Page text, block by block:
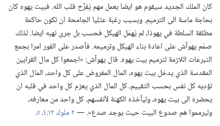
كان الملك الجديد سيقوم هو ايضا بعمل مهم يُفرِّح قلب الله.‏ فبيت يهوه كان
بحاجة ماسة الى الترميم.‏ وبسبب رغبة عثليا الجامحة ان تكون حاكمة
مطلقة السلطة في يهوذا،‏ لم يُهمَل الهيكل فحسب بل جرى نهبه ايضا.‏ لذلك
صمّم يهوآش على اعادة بناء الهيكل وترميمه.‏ فأصدر على الفور امرا بجمع
التبرعات اللازمة لترميم بيت يهوه.‏ قال يهوآش:‏ «اجمعوا كل مال القرابين
المقدسة الذي يدخل بيت يهوه،‏ المال المفروض على كل واحد،‏ المال الذي
تؤديه كل نفس بحسب التقييم،‏ كل المال الذي يعزم كل واحد في قلبه ان
يحضره الى بيت يهوه،‏ وليأخذه الكهنة لأنفسهم،‏ كل واحد من معارفه،‏
وليرمموا هم صدوع البيت حيث يوجد صدع».‏ —‏٢ ملوك ١٢:‏٤،‏ ٥
‏.‏